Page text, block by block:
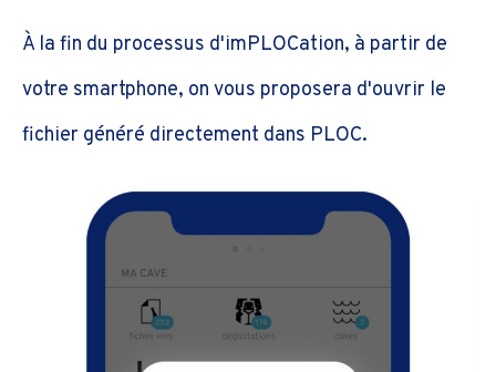
À la fin du processus d'imPLOCation, à partir de
votre smartphone, on vous proposera d'ouvrir le
fichier généré directement dans PLOC.